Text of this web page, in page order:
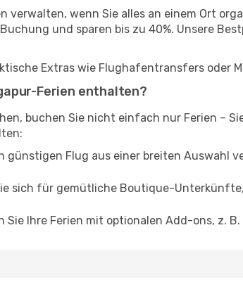
verwalten, wenn Sie alles an einem Ort
und sparen bis zu 40%. Unsere
Extras wie Flughafentransfers
Ferien enthalten?
buchen Sie nicht einfach nur Ferien –
günstigen Flug aus einer breiten Auswahl
sich für gemütliche Boutique-
Sie Ihre Ferien mit optionalen Add-ons, z.